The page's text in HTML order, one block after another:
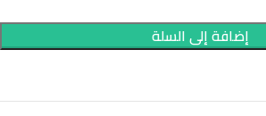
إضافة إلى السلة